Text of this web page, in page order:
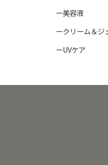
ー美容液
ークリーム＆ジ
ーUVケア